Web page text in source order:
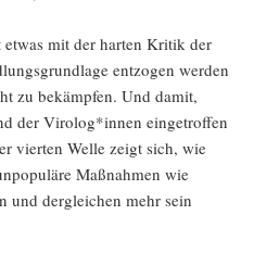
etwas mit der har­ten Kri­tik der
ent­zo­gen wer­den
zu bekämp­fen. Und damit,
der Virolog*innen ein­ge­trof­fen
vier­ten Wel­le zeigt sich, wie
Maß­nah­men wie
und der­glei­chen mehr sein